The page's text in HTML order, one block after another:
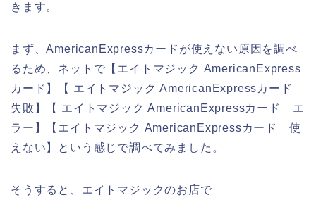
きます。
まず、AmericanExpressカードが使えない原因を調べ
るため、ネットで【エイトマジック AmericanExpress
カード】【 エイトマジック AmericanExpressカード
失敗】【 エイトマジック AmericanExpressカード エ
ラー】【エイトマジック AmericanExpressカード 使
えない】という感じで調べてみました。
そうすると、エイトマジックのお店で